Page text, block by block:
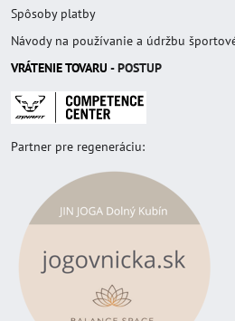
Spôsoby platby
Návody na používanie a údržbu
VRÁTENIE TOVARU - POSTUP
Partner pre regeneráciu: